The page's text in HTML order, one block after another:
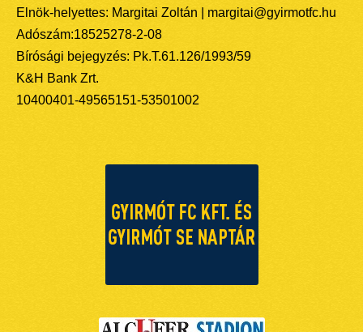
Elnök-helyettes: Margitai Zoltán | margitai@gyirmotfc.hu
Adószám:18525278-2-08
Bírósági bejegyzés: Pk.T.61.126/1993/59
K&H Bank Zrt.
10400401-49565151-53501002